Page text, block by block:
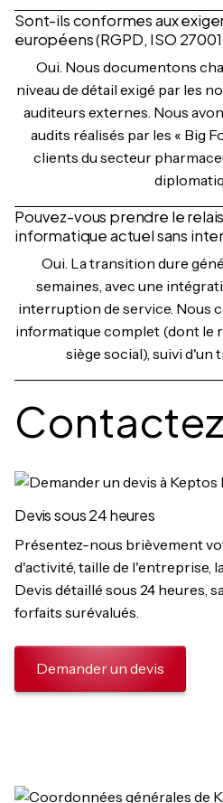
Sont-ils conformes aux
européens (RGPD, ISO
Oui. Nous documentons
niveau de détail exigé par les
auditeurs externes. Nous
audits réalisés par les « Big
clients du secteur
Pouvez-vous prendre le
informatique actuel sans
Oui. La transition dure
semaines, avec une
interruption de service. Nous
informatique complet (dont le
siège social), suivi
Devis sous 24 heures
Présentez-nous brièvement
d'activité, taille de l'entreprise,
Devis détaillé sous 24 heures,
forfaits surévalués.
Demander un devis